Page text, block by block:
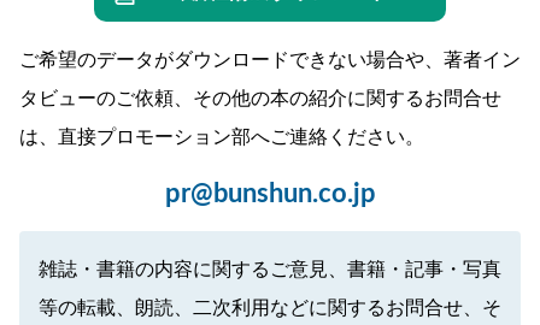
ご希望のデータがダウンロードできない場合や、著者イン
タビューのご依頼、その他の本の紹介に関するお問合せ
は、直接プロモーション部へご連絡ください。
pr@bunshun.co.jp
雑誌・書籍の内容に関するご意見、書籍・記事・写真
等の転載、朗読、二次利用などに関するお問合せ、そ